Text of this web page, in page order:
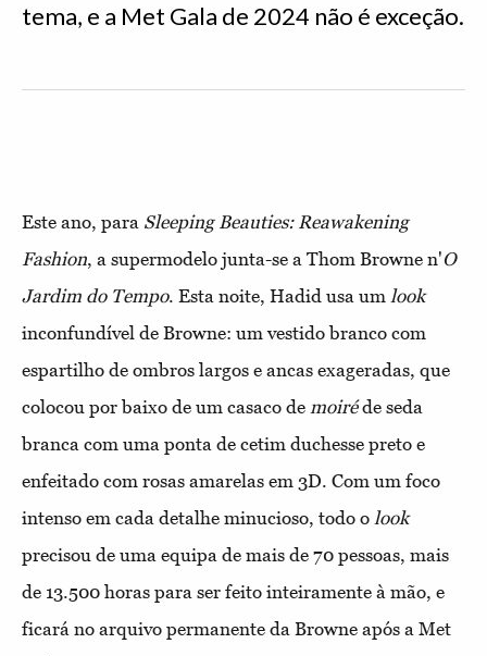
tema, e a Met Gala de 2024 não é exceção.
Este ano, para Sleeping Beauties: Reawakening
Fashion, a supermodelo junta-se a Thom Browne n'O
Jardim do Tempo. Esta noite, Hadid usa um look
inconfundível de Browne: um vestido branco com
espartilho de ombros largos e ancas exageradas, que
colocou por baixo de um casaco de moiréde seda
branca com uma ponta de cetim duchesse preto e
enfeitado com rosas amarelas em 3D. Com um foco
intenso em cada detalhe minucioso, todo o look
precisou de uma equipa de mais de 70 pessoas, mais
de 13.500 horas para ser feito inteiramente à mão, e
ficará no arquivo permanente da Browne após a Met